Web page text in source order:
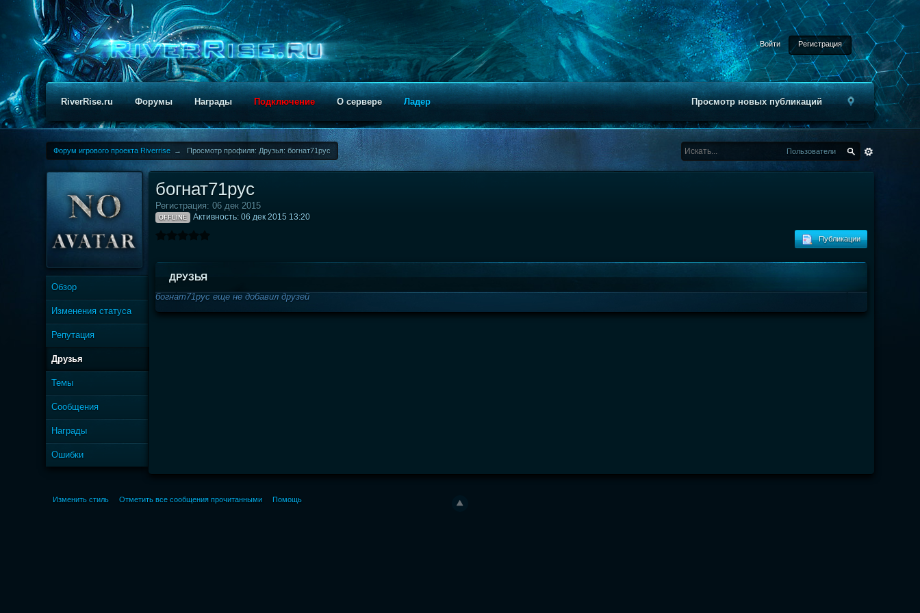
Войти Регистрация
Просмотр новых публикаций
RiverRise.ru Форумы Награды Подключение О сервере Ладер
Форум игрового проекта Riverrise → Просмотр профиля: Друзья: богнат71рус Пользователи
Обзор
Изменения статуса
Репутация
Друзья
Темы
Сообщения
Награды
Ошибки
богнат71рус
Регистрация: 06 дек 2015
OFFLINE Активность: 06 дек 2015 13:20
Публикации
ДРУЗЬЯ
богнат71рус еще не добавил друзей
Изменить стиль Отметить все сообщения прочитанными Помощь